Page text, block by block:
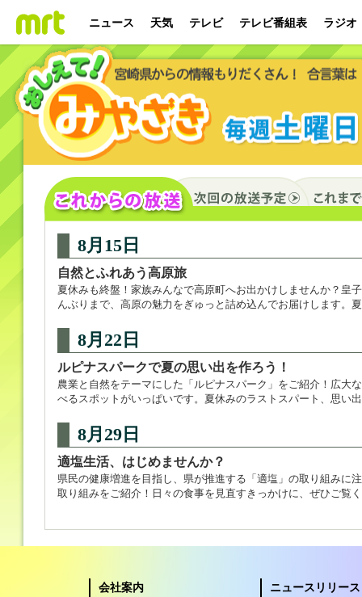
ニュース 天気 テレビ テレビ番組表 ラジオ
8月15日
自然とふれあう高原旅
夏休みも終盤！家族みんなで高原町へお出かけしませんか？皇
んぶりまで、高原の魅力をぎゅっと詰め込んでお届けします。
8月22日
ルピナスパークで夏の思い出を作ろう！
農業と自然をテーマにした「ルピナスパーク」をご紹介！広大
べるスポットがいっぱいです。夏休みのラストスパート、思い
8月29日
適塩生活、はじめませんか？
県民の健康増進を目指し、県が推進する「適塩」の取り組みに
取り組みをご紹介！日々の食事を見直すきっかけに、ぜひご覧
会社案内
ニュースリリース